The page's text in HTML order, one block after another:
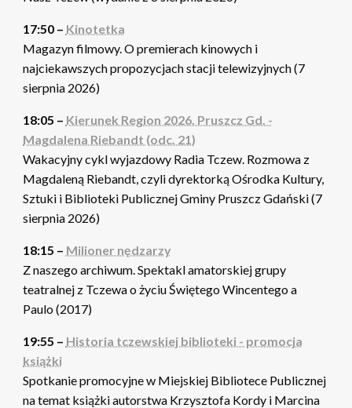
17:50 – Kinotetka
Magazyn filmowy. O premierach kinowych i
najciekawszych propozycjach stacji telewizyjnych (7
sierpnia 2026)
18:05 – Kierunek Region 2026. Pruszcz Gd. -
Magdalena Riebandt (odc. 21)
Wakacyjny cykl wyjazdowy Radia Tczew. Rozmowa z
Magdaleną Riebandt, czyli dyrektorką Ośrodka Kultury,
Sztuki i Biblioteki Publicznej Gminy Pruszcz Gdański (7
sierpnia 2026)
18:15 – Milioner nędzarzy
Z naszego archiwum. Spektakl amatorskiej grupy
teatralnej z Tczewa o życiu Świętego Wincentego a
Paulo (2017)
19:55 – Historia tczewskiej biblioteki - promocja
książki
Spotkanie promocyjne w Miejskiej Bibliotece Publicznej
na temat książki autorstwa Krzysztofa Kordy i Marcina